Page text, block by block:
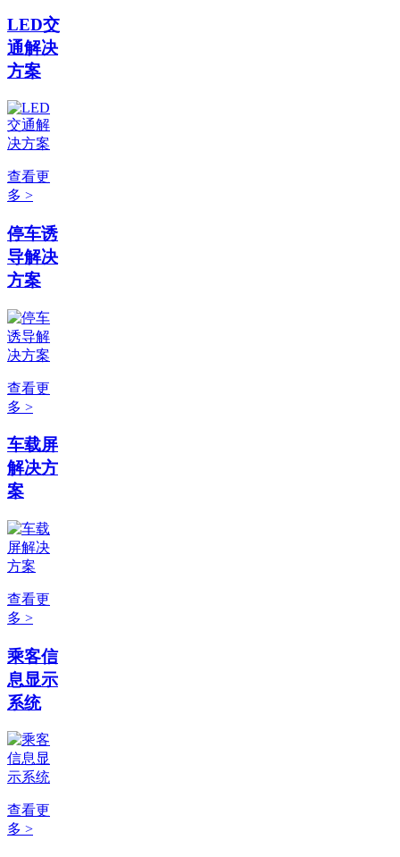
LED交
通解决
方案
查看更
多 >
停车诱
导解决
方案
查看更
多 >
车载屏
解决方
案
查看更
多 >
乘客信
息显示
系统
查看更
多 >